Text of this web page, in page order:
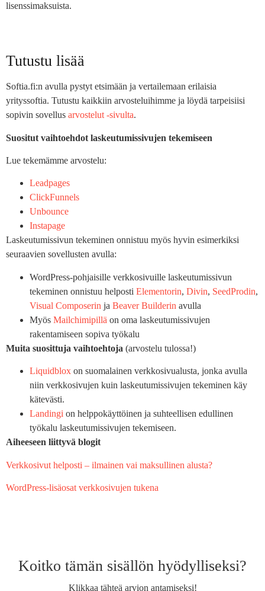
lisenssimaksuista.
Tutustu lisää
Softia.fi:n avulla pystyt etsimään ja vertailemaan erilaisia
yrityssoftia. Tutustu kaikkiin arvosteluihimme ja löydä tarpeisiisi
sopivin sovellus arvostelut -sivulta.
Suositut vaihtoehdot laskeutumissivujen tekemiseen
Lue tekemämme arvostelu:
Leadpages
ClickFunnels
Unbounce
Instapage
Laskeutumissivun tekeminen onnistuu myös hyvin esimerkiksi
seuraavien sovellusten avulla:
WordPress-pohjaisille verkkosivuille laskeutumissivun
tekeminen onnistuu helposti Elementorin, Divin, SeedProdin,
Visual Composerin ja Beaver Builderin avulla
Myös Mailchimipillä on oma laskeutumissivujen
rakentamiseen sopiva työkalu
Muita suosittuja vaihtoehtoja (arvostelu tulossa!)
Liquidblox on suomalainen verkkosivualusta, jonka avulla
niin verkkosivujen kuin laskeutumissivujen tekeminen käy
kätevästi.
Landingi on helppokäyttöinen ja suhteellisen edullinen
työkalu laskeutumissivujen tekemiseen.
Aiheeseen liittyvä blogit
Verkkosivut helposti – ilmainen vai maksullinen alusta?
WordPress-lisäosat verkkosivujen tukena
Koitko tämän sisällön hyödylliseksi?
Klikkaa tähteä arvion antamiseksi!